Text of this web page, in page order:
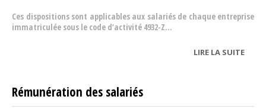
Ces dispositions sont applicables aux salariés de chaque entreprise
immatriculée sous le code d’activité 4932-Z...
LIRE LA SUITEDE
Rémunération des salariés